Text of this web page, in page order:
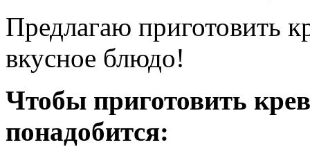
Предлагаю приготовить
вкусное блюдо!
Чтобы приготовить
понадобится: